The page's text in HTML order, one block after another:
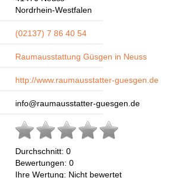
Nordrhein-Westfalen
(02137) 7 86 40 54
Raumausstattung Güsgen in Neuss
http://www.raumausstatter-guesgen.de
info@raumausstatter-guesgen.de
Durchschnitt: 0
Bewertungen: 0
Ihre Wertung: Nicht bewertet